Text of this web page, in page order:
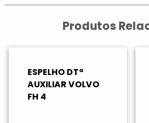
Produtos
ESPELHO DTª
AUXILIAR VOLVO
FH 4